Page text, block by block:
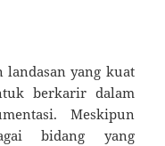
landasan yang kuat
berkarir dalam
Meskipun
bidang yang